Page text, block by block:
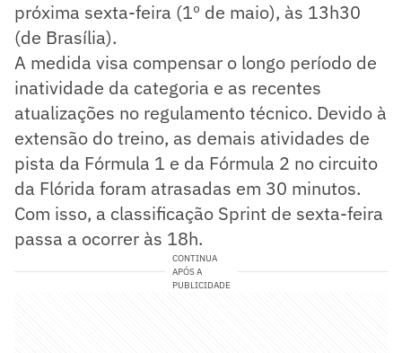
próxima sexta-feira (1º de maio), às 13h30
(de Brasília).
A medida visa compensar o longo período de
inatividade da categoria e as recentes
atualizações no regulamento técnico. Devido à
extensão do treino, as demais atividades de
pista da Fórmula 1 e da Fórmula 2 no circuito
da Flórida foram atrasadas em 30 minutos.
Com isso, a classificação Sprint de sexta-feira
passa a ocorrer às 18h.
CONTINUA
APÓS A
PUBLICIDADE